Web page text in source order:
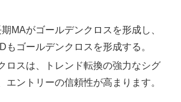
MAがゴールデンクロスを形成し、
もゴールデンクロスを形成する。
ロスは、トレンド転換の強力なシグ
エントリーの信頼性が高まります。